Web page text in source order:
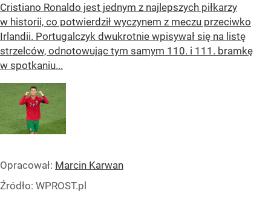
Cristiano Ronaldo jest jednym z najlepszych piłkarzy
w historii, co potwierdził wyczynem z meczu przeciwko
Irlandii. Portugalczyk dwukrotnie wpisywał się na listę
strzelców, odnotowując tym samym 110. i 111. bramkę
w spotkaniu...
Opracował: Marcin Karwan
Źródło: WPROST.pl